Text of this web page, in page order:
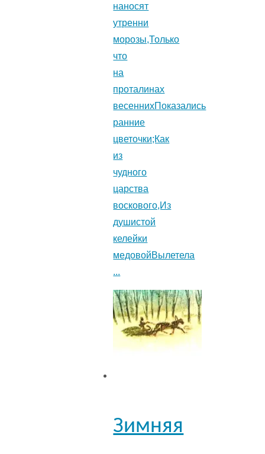
наносят
утренни
морозы,Только
что
на
проталинах
весеннихПоказались
ранние
цветочки;Как
из
чудного
царства
воскового,Из
душистой
келейки
медовойВылетела
...
Зимняя